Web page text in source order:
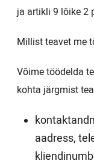
ja artikli 9 lõike 2
Millist teavet me
Võime töödelda
kohta järgmist
aadress,